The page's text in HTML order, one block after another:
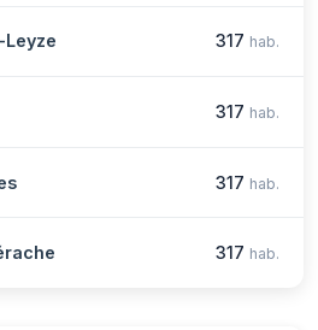
317 hab.
317 hab.
317 hab.
317 hab.